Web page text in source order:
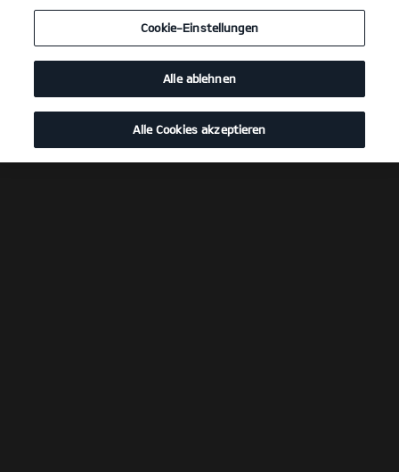
Cookie-Einstellungen
Alle ablehnen
Alle Cookies akzeptieren